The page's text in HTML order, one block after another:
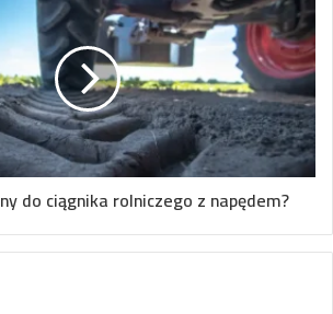
do ciągnika rolniczego z napędem?